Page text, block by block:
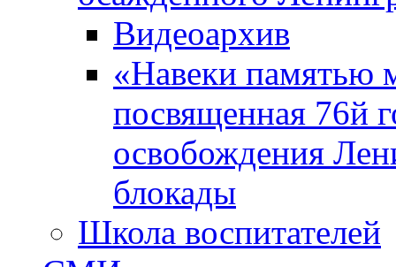
Видеоархив
«Навеки памятью
посвященная 76й
освобождения
блокады
Школа воспитателей